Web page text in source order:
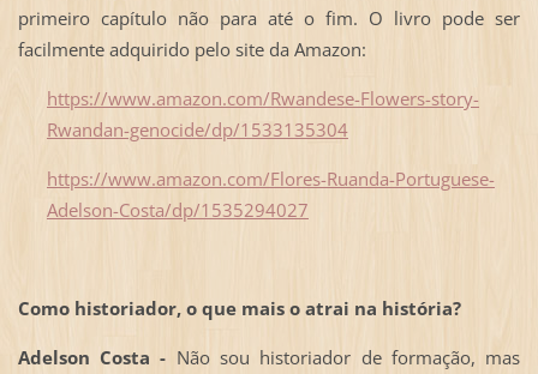
primeiro capítulo não para até o fim. O livro pode ser
facilmente adquirido pelo site da Amazon:
https://www.amazon.com/Rwandese-Flowers-story-
Rwandan-genocide/dp/1533135304
https://www.amazon.com/Flores-Ruanda-Portuguese-
Adelson-Costa/dp/1535294027
Como historiador, o que mais o atrai na história?
Adelson Costa - Não sou historiador de formação, mas